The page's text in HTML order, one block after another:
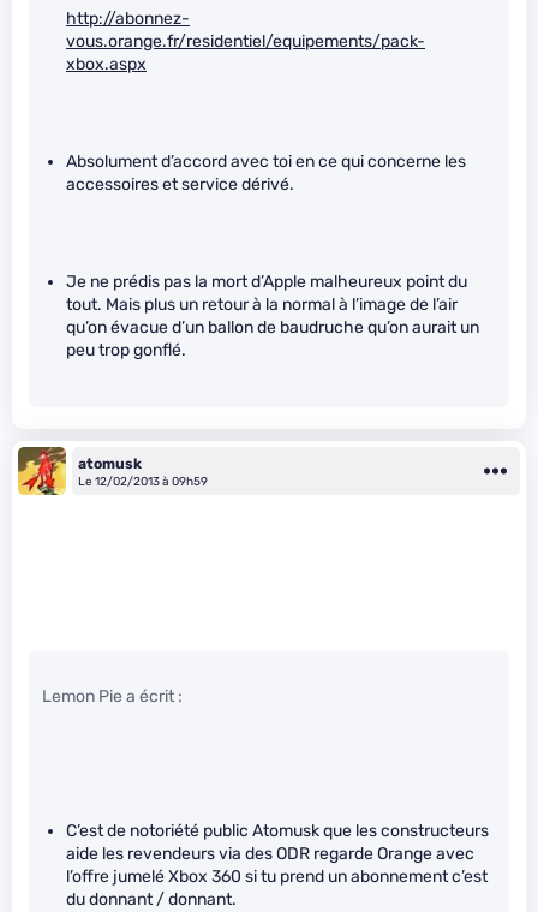
http://abonnez-
vous.orange.fr/residentiel/equipements/pack-
xbox.aspx
Absolument d’accord avec toi en ce qui concerne les
accessoires et service dérivé.
Je ne prédis pas la mort d’Apple malheureux point du
tout. Mais plus un retour à la normal à l’image de l’air
qu’on évacue d’un ballon de baudruche qu’on aurait un
peu trop gonflé.
atomusk
Le 12/02/2013 à 09h59
Lemon Pie a écrit :
C’est de notoriété public Atomusk que les constructeurs
aide les revendeurs via des ODR regarde Orange avec
l’offre jumelé Xbox 360 si tu prend un abonnement c’est
du donnant / donnant.